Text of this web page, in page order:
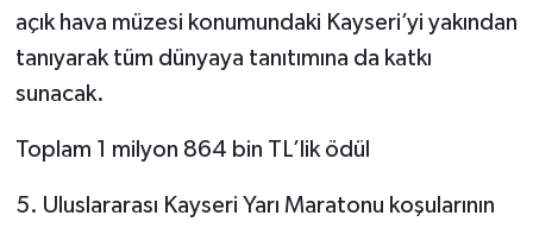
açık hava müzesi konumundaki Kayseri’yi yakından
tanıyarak tüm dünyaya tanıtımına da katkı
sunacak.
Toplam 1 milyon 864 bin TL’lik ödül
5. Uluslararası Kayseri Yarı Maratonu koşularının